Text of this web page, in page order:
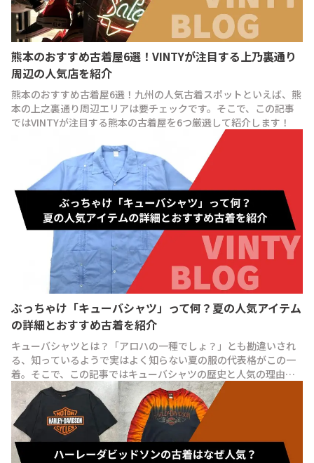
熊本のおすすめ古着屋6選！VINTYが注目する上乃裏通り
周辺の人気店を紹介
熊本のおすすめ古着屋6選！九州の人気古着スポットといえば、熊
本の上之裏通り周辺エリアは要チェックです。そこで、この記事
ではVINTYが注目する熊本の古着屋を6つ厳選して紹介します！
ぶっちゃけ「キューバシャツ」って何？夏の人気アイテム
の詳細とおすすめ古着を紹介
キューバシャツとは？「アロハの一種でしょ？」とも勘違いされ
る、知っているようで実はよく知らない夏の服の代表格がこの一
着。そこで、この記事ではキューバシャツの歴史と人気の理由、
VINTYで見つけたおすすめアイテムを紹介します！